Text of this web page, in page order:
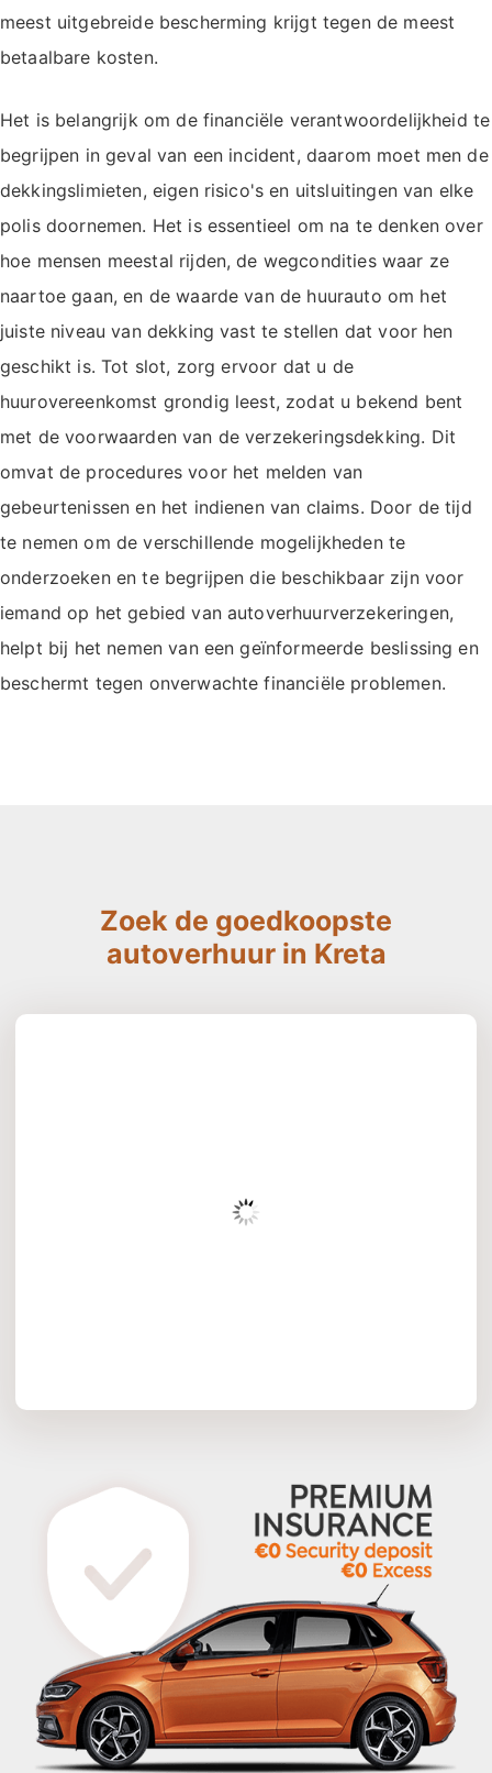
meest uitgebreide bescherming krijgt tegen de meest
betaalbare kosten.
Het is belangrijk om de financiële verantwoordelijkheid te
begrijpen in geval van een incident, daarom moet men de
dekkingslimieten, eigen risico's en uitsluitingen van elke
polis doornemen. Het is essentieel om na te denken over
hoe mensen meestal rijden, de wegcondities waar ze
naartoe gaan, en de waarde van de huurauto om het
juiste niveau van dekking vast te stellen dat voor hen
geschikt is. Tot slot, zorg ervoor dat u de
huurovereenkomst grondig leest, zodat u bekend bent
met de voorwaarden van de verzekeringsdekking. Dit
omvat de procedures voor het melden van
gebeurtenissen en het indienen van claims. Door de tijd
te nemen om de verschillende mogelijkheden te
onderzoeken en te begrijpen die beschikbaar zijn voor
iemand op het gebied van autoverhuurverzekeringen,
helpt bij het nemen van een geïnformeerde beslissing en
beschermt tegen onverwachte financiële problemen.
Zoek de goedkoopste
autoverhuur in Kreta